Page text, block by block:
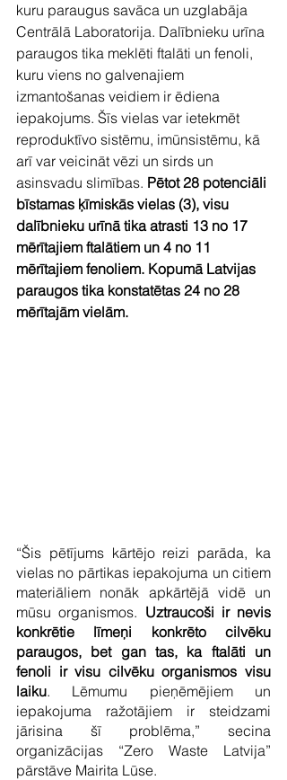
kuru paraugus savāca un uzglabāja
Centrālā Laboratorija. Dalībnieku urīna
paraugos tika meklēti ftalāti un fenoli,
kuru viens no galvenajiem
izmantošanas veidiem ir ēdiena
iepakojums. Šīs vielas var ietekmēt
reproduktīvo sistēmu, imūnsistēmu, kā
arī var veicināt vēzi un sirds un
asinsvadu slimības. Pētot 28 potenciāli
bīstamas ķīmiskās vielas (3), visu
dalībnieku urīnā tika atrasti 13 no 17
mērītajiem ftalātiem un 4 no 11
mērītajiem fenoliem. Kopumā Latvijas
paraugos tika konstatētas 24 no 28
mērītajām vielām.
“Šis pētījums kārtējo reizi parāda, ka
vielas no pārtikas iepakojuma un citiem
materiāliem nonāk apkārtējā vidē un
mūsu organismos. Uztraucoši ir nevis
konkrētie līmeņi konkrēto cilvēku
paraugos, bet gan tas, ka ftalāti un
fenoli ir visu cilvēku organismos visu
laiku. Lēmumu pieņēmējiem un
iepakojuma ražotājiem ir steidzami
jārisina šī problēma,” secina
organizācijas “Zero Waste Latvija”
pārstāve Mairita Lūse.